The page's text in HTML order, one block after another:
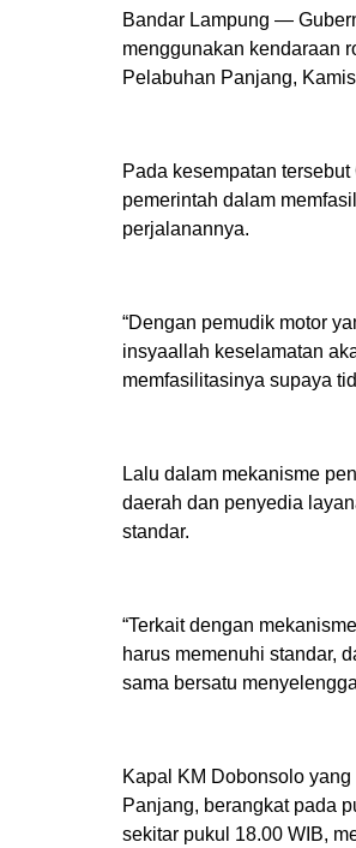
Bandar Lampung —
menggunakan kendaraan
Pelabuhan Panjang,
Pada kesempatan
pemerintah dalam
perjalanannya.
“Dengan pemudik motor
insyaallah keselamatan
memfasilitasinya supaya
Lalu dalam mekanisme
daerah dan penyedia
standar.
“Terkait dengan
harus memenuhi standar,
sama bersatu
Kapal KM Dobonsolo
Panjang, berangkat pada
sekitar pukul 18.00 WIB,